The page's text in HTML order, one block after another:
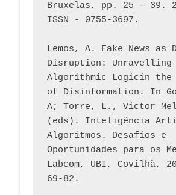
Bruxelas, pp. 25 - 39.
ISSN - 0755-3697.
Lemos, A. Fake News
Disruption: Unravelling
Algorithmic Logicin the
of Disinformation. In
A; Torre, L., Victor
(eds). Inteligência
Algoritmos. Desafios e
Oportunidades para os
Labcom, UBI, Covilhã,
69-82.